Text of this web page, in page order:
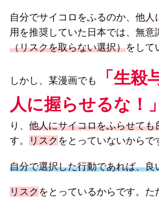
自分でサイコロをふるのか、他
用を推奨していた日本では、無意
（リスクを取らない選択）をして
しかし、某漫画でも
「生殺
人に握らせるな！」
り、 他人にサイコロをふらせても
す。
リスク をとっていないからで
自分で選択した行動であれば、良
リスク をとっているからです。た